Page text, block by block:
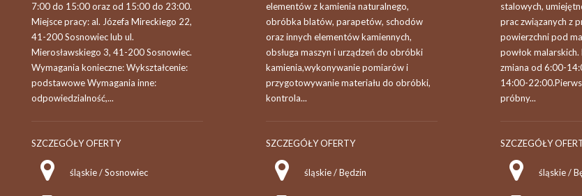
7:00 do 15:00 oraz od 15:00 do 23:00.
Miejsce pracy: al. Józefa Mireckiego 22,
41-200 Sosnowiec lub ul.
Mierosławskiego 3, 41-200 Sosnowiec.
Wymagania konieczne: Wykształcenie:
podstawowe Wymagania inne:
odpowiedzialność,...
SZCZEGÓŁY OFERTY
śląskie / Sosnowiec
elementów z kamienia naturalnego,
obróbka blatów, parapetów, schodów
oraz innych elementów kamiennych,
obsługa maszyn i urządzeń do obróbki
kamienia,wykonywanie pomiarów i
przygotowywanie materiału do obróbki,
kontrola...
SZCZEGÓŁY OFERTY
śląskie / Będzin
stalowych,
prac związanych z
powierzchni pod
powłok malarskich.
zmiana od 6:00-
14:00-
próbny...
SZCZEGÓŁY
śląskie /